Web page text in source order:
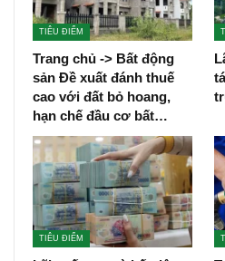
TIÊU ĐIỂM
Trang chủ -> Bất động
sản Đề xuất đánh thuế
cao với đất bỏ hoang,
hạn chế đầu cơ bất…
TIÊU ĐIỂM